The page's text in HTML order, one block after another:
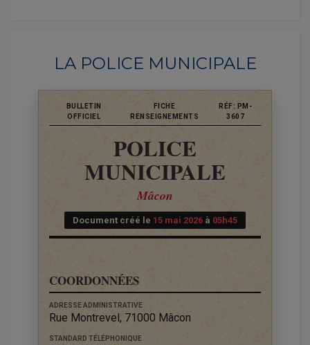
LA POLICE MUNICIPALE
BULLETIN
OFFICIEL
FICHE
RENSEIGNEMENTS
RÉF: PM-
3607
POLICE
MUNICIPALE
Mâcon
Document créé le 15 mai 2026 à 05h45
COORDONNÉES
ADRESSE ADMINISTRATIVE
Rue Montrevel, 71000 Mâcon
STANDARD TÉLÉPHONIQUE